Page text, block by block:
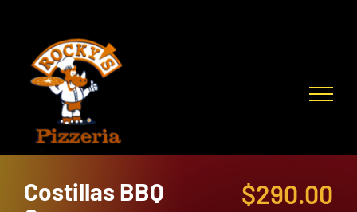
content
Costillas BBQ
$290.00